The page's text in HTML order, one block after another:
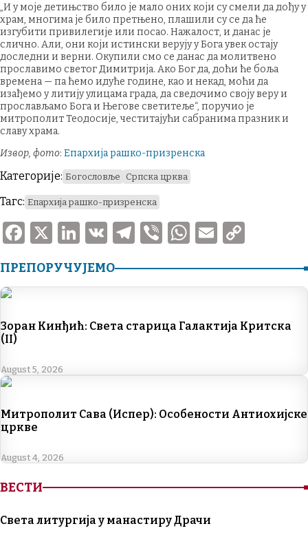
„И у моје детињство било је мало оних који су смели да дођу у
храм, многима је било претњено, плашили су се да ће
изгубити привилегије или посао. Нажалост, и данас је
слично. Али, они који истински верују у Бога увек остају
доследни и верни. Окупили смо се данас да молитвено
прославимо светог Димитрија. Ако Бог да, доћи ће боља
времена — па ћемо идуће године, као и некад, моћи да
изађемо у литију улицама града, да сведочимо своју веру и
прослављамо Бога и Његове светитеље“, поручио је
митрополит Теодосије, честитајући сабранима празник и
славу храма.
Извор, фото: Епархија рашко-призренска
Категорије: Богословље Српска црква
Тагс: Епархија рашко-призренска
F
c
b
o
X
Li
k
dI
V
T
e
a
m
V
er
W
at
A
E
ai p
Li
n
ПРЕПОРУЧУЈЕМО
Зоран Кинђић: Света старица Галактија Критска
(II)
August 5, 2026
Митрополит Сава (Испер): Особености Антиохијске
цркве
August 4, 2026
ВЕСТИ
Света литургија у манастиру Драчи